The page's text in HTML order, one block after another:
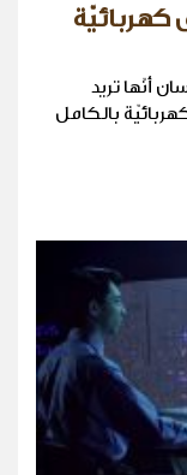
كهربائيّة
أنّها تريد
بالكامل